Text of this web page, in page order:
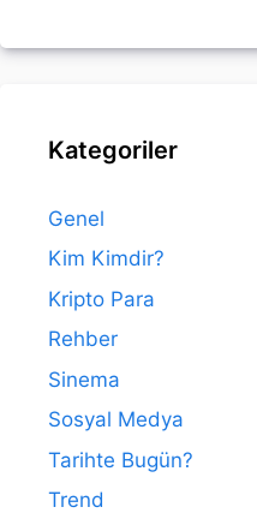
Kategoriler
Genel
Kim Kimdir?
Kripto Para
Rehber
Sinema
Sosyal Medya
Tarihte Bugün?
Trend